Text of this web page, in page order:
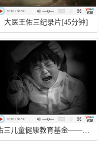
大医王佑三纪录片[45分钟]
佑三儿童健康教育基金——让我们的孩子少打一次针,少吃一片药,少受一次伤害!